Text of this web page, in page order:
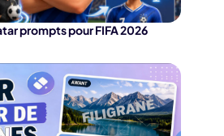
prompts pour FIFA 2026